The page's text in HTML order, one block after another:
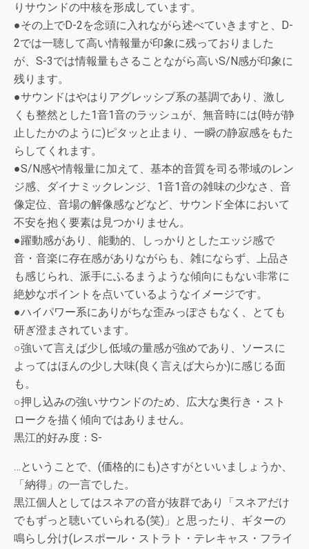
りサウンドの中核を形成しています。
●その上でD-2を念頭に入れながら述べていきますと、D-
2では一聴して高い情報量が印象に残っておりました
が、S-3では情報量もさることながら高いS/N感が印象に
残ります。
●サウンドはやはりアグレッシブ系の基調であり、激し
くも整然とした1音1音のラッシュが、無音時には(時が静
止したかのように)ピタッと止まり、一瞬の静寂感をもた
らしてくれます。
●S/N感や情報量に加えて、基本的音質を司る帯域のレン
ジ感、ダイナミックレンジ、1音1音の雑味の少なさ、音
像定位、音場の解像感などなど、サウンド全体において
不安を抱く要素は見つかりません。
●躍動感があり、能動的、しっかりとしたエッジ感で
音・音楽に存在感がありながらも、雑にならず、上品さ
も感じられ、派手にふるまうような傾向にもない非常に
絶妙なポイントを点いているようなイメージです。
●ハイパワー系にありがちな歪みっぽさもなく、とても
研ぎ澄まされています。
○強いて言えば少し低域の量感が強めであり、ソースに
よってはほんの少し大味(良く言えば大らか)に感じる面
も。
○押し込みの強いサウンドのため、広大な奥行き・スト
ロークを描く傾向ではありません。
黒江的好み度：S-
…ということで、(価格的にも)さすがといいましょうか、
「納得」の一言でした。
黒江個人としてはスネアの音が抜群であり「スネアだけ
でもずっと聴いていられる(笑)」と思ったり、ギターの
鳴らし分け(レスポール・ストラト・テレキャス・フライ